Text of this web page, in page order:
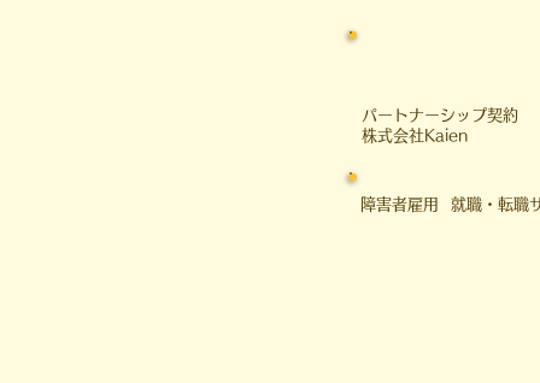
​パートナーシップ契約
​株式会社Kaien
障害者雇用 就職・転職